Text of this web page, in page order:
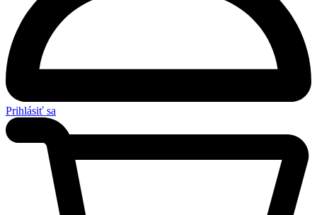
Prihlásiť sa